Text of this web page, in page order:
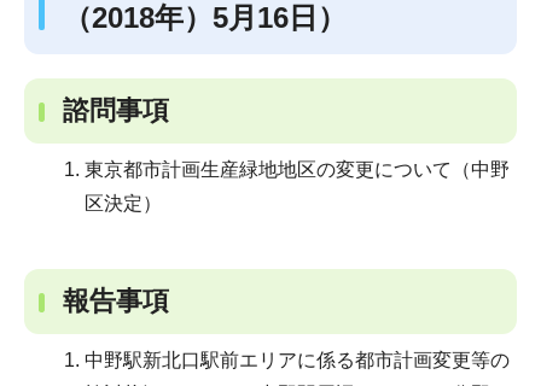
（2018年）5月16日）
諮問事項
東京都市計画生産緑地地区の変更について（中野
区決定）
報告事項
中野駅新北口駅前エリアに係る都市計画変更等の